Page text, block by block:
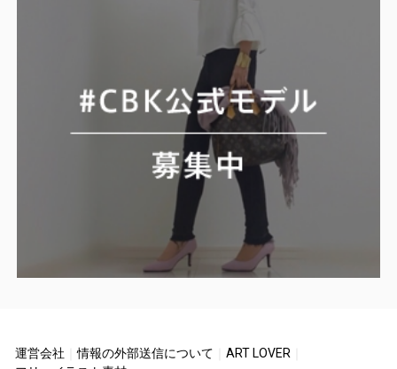
運営会社 ｜情報の外部送信について ART LOVER｜